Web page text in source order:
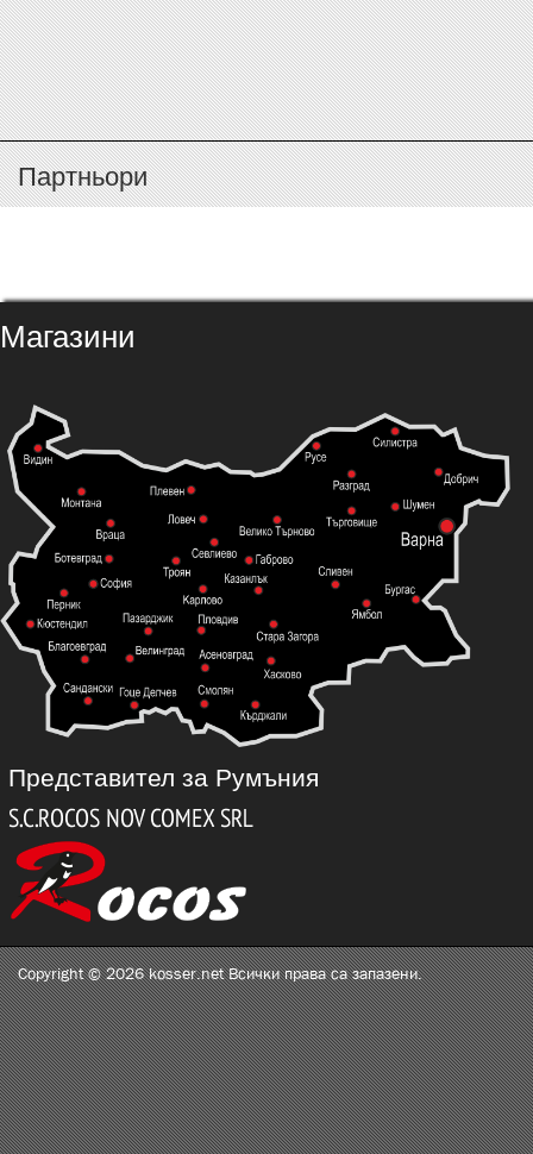
Партньори
Магазини
Представител за Румъния
Copyright © 2026 kosser.net Всички права са запазени.